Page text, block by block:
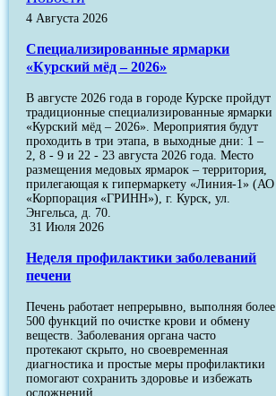
4 Августа 2026
Специализированные ярмарки
«Курский мёд – 2026»
В августе 2026 года в городе Курске пройдут
традиционные специализированные ярмарки
«Курский мёд – 2026». Мероприятия будут
проходить в три этапа, в выходные дни: 1 –
2, 8 - 9 и 22 - 23 августа 2026 года. Место
размещения медовых ярмарок – территория,
прилегающая к гипермаркету «Линия-1» (АО
«Корпорация «ГРИНН»), г. Курск, ул.
Энгельса, д. 70.
31 Июля 2026
Неделя профилактики заболеваний
печени
Печень работает непрерывно, выполняя более
500 функций по очистке крови и обмену
веществ. Заболевания органа часто
протекают скрыто, но своевременная
диагностика и простые меры профилактики
помогают сохранить здоровье и избежать
осложнений.